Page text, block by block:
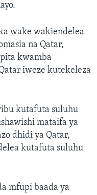
wake wakiendelea
na Qatar,
kwamba
iweze kutekeleza
kutafuta suluhu
mataifa ya
dhidi ya Qatar,
kutafuta suluhu
mfupi baada ya